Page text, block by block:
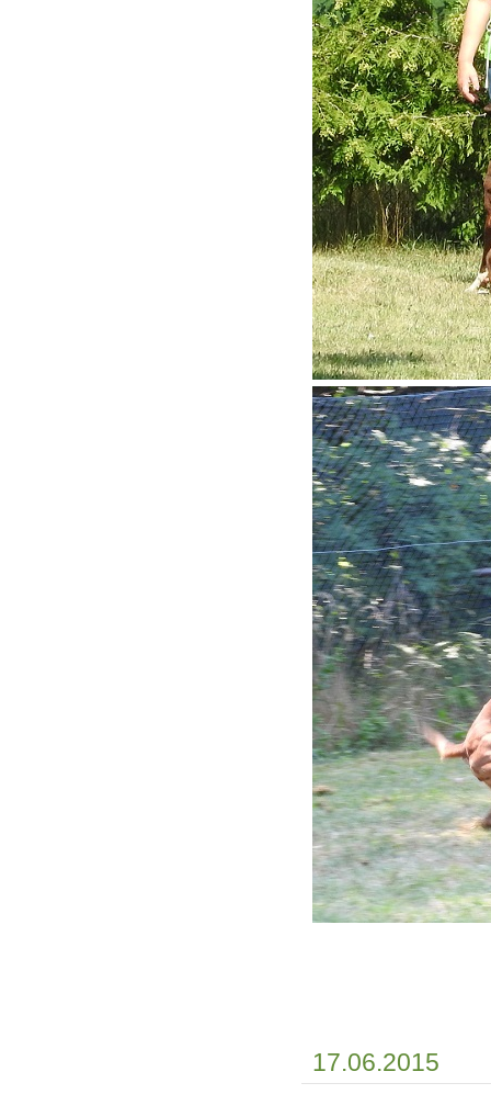
17.06.2015